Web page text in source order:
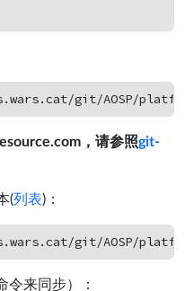
，请参照git-
(列表)：
令来同步）：